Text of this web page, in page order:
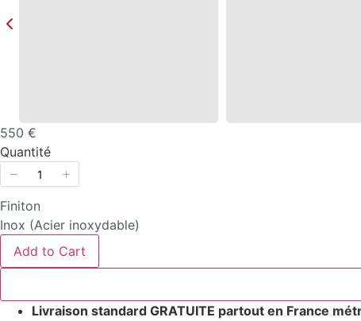
Now
550 €
Quantité
Finiton
Select
Finiton
Inox (Acier inoxydable)
Add to Cart
Livraison standard GRATUITE partout en France